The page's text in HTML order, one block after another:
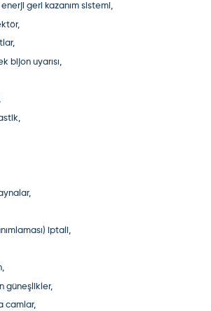
geri kazanım sistemi,
bijon uyarısı,
iptali,
güneşlikler,
camlar,